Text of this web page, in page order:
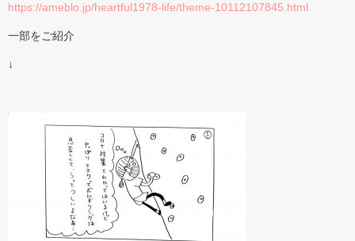
https://ameblo.jp/heartful1978-life/theme-10112107845.html
一部をご紹介
↓